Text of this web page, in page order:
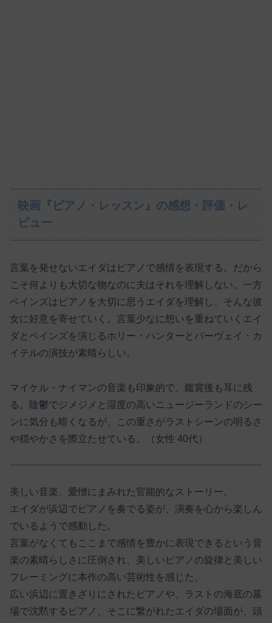
映画『ピアノ・レッスン』の感想・評価・レ
ビュー
言葉を発せないエイダはピアノで感情を表現する。だから
こそ何よりも大切な物なのに夫はそれを理解しない。一方
ベインズはピアノを大切に思うエイダを理解し、そんな彼
女に好意を寄せていく。言葉少なに想いを重ねていくエイ
ダとベインズを演じるホリー・ハンターとバーヴェイ・カ
イテルの演技が素晴らしい。
マイケル・ナイマンの音楽も印象的で、鑑賞後も耳に残
る。陰鬱でジメジメと湿度の高いニュージーランドのシー
ンに気分も暗くなるが、この重さがラストシーンの明るさ
や穏やかさを際立たせている。（女性 40代）
美しい音楽、愛憎にまみれた官能的なストーリー。
エイダが浜辺でピアノを奏でる姿が、演奏を心から楽しん
でいるようで感動した。
言葉がなくてもここまで感情を豊かに表現できるという音
楽の素晴らしさに圧倒され、美しいピアノの旋律と美しい
フレーミングに本作の高い芸術性を感じた。
広い浜辺に置きざりにされたピアノや、ラストの海底の墓
場で沈黙するピアノ、そこに繋がれたエイダの場面が、頭